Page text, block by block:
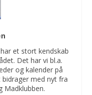
et stort kendskab
Det har vi bl.a.
og kalender på
med nyt fra
Madklubben.